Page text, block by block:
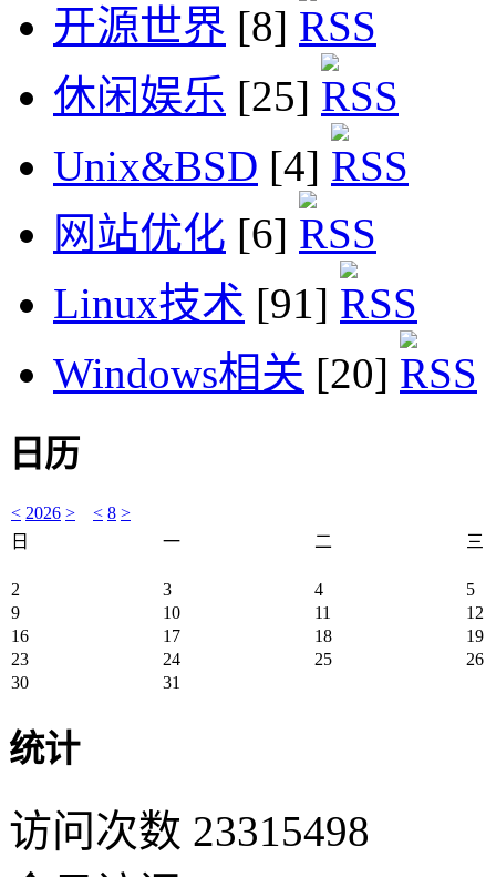
开源世界 [8]
休闲娱乐 [25]
Unix&BSD [4]
网站优化 [6]
Linux技术 [91]
Windows相关 [20]
日历
< 2026 > < 8 >
日
一 二 三
2 3 4
5
9
10 11
12
16
17 18
19
23
24 25
26
30
31
统计
访问次数 23315498